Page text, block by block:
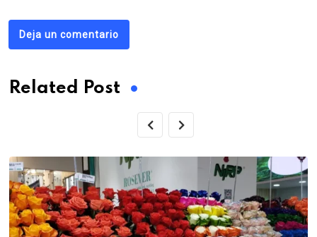
Deja un comentario
Related Post